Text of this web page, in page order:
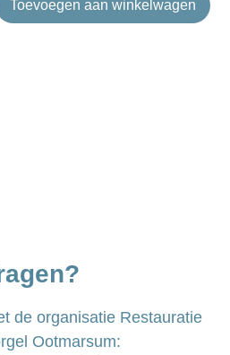
Toevoegen aan winkelwagen
de organisatie Restauratie
Ootmarsum: